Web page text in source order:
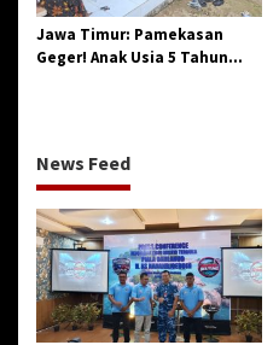
Jawa Timur: Pamekasan
Geger! Anak Usia 5 Tahun
News Feed